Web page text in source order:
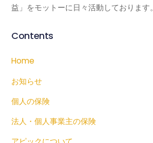
益」をモットーに日々活動しております。
Contents
Home
お知らせ
個人の保険
法人・個人事業主の保険